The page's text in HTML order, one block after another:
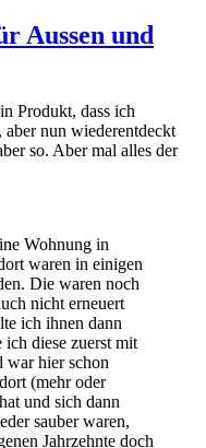
Aussen und
Produkt, dass ich
aber nun wiederentdeckt
so. Aber mal alles der
Wohnung in
waren in einigen
Die waren noch
nicht erneuert
ich ihnen dann
ich diese zuerst mit
war hier schon
(mehr oder
und sich dann
sauber waren,
Jahrzehnte doch